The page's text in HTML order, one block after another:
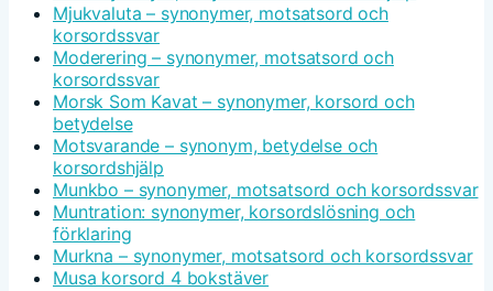
Mjukvaluta – synonymer, motsatsord och
korsordssvar
Moderering – synonymer, motsatsord och
korsordssvar
Morsk Som Kavat – synonymer, korsord och
betydelse
Motsvarande – synonym, betydelse och
korsordshjälp
Munkbo – synonymer, motsatsord och korsordssvar
Muntration: synonymer, korsordslösning och
förklaring
Murkna – synonymer, motsatsord och korsordssvar
Musa korsord 4 bokstäver